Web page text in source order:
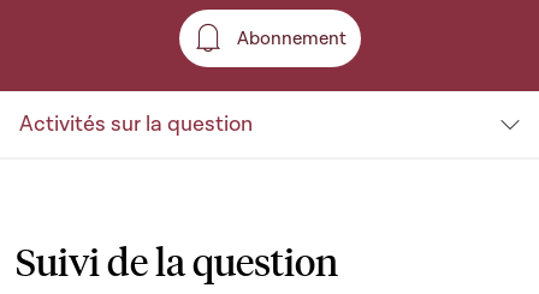
Abonnement
Abonnement
Activités sur la question
Suivi de la question